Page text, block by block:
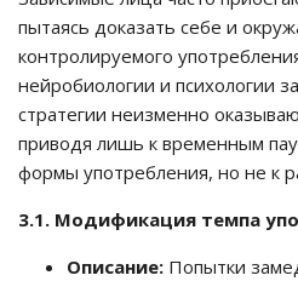
пытаясь доказать себе и
контролируемого
нейробиологии и психологии
стратегии неизменно
приводя лишь к временным
формы употребления, но не к
3.1. Модификация темпа
Описание: Попытки